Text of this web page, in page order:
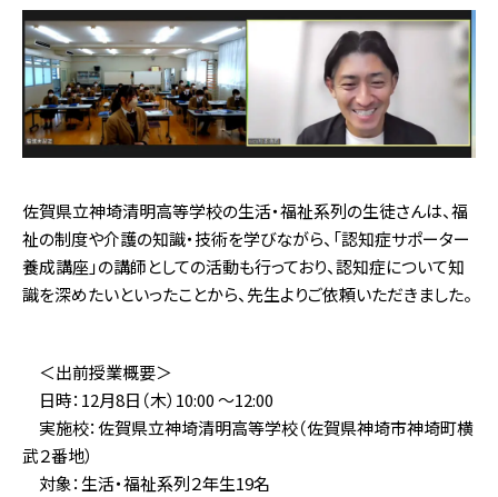
佐賀県立神埼清明高等学校の生活・福祉系列の生徒さんは、福
祉の制度や介護の知識・技術を学びながら、「認知症サポーター
養成講座」の講師としての活動も行っており、認知症について知
識を深めたいといったことから、先生よりご依頼いただきました。
＜出前授業概要＞
日時：12月8日（木）10:00 ～12:00
実施校：佐賀県立神埼清明高等学校（佐賀県神埼市神埼町横
武２番地）
対象：生活・福祉系列２年生19名